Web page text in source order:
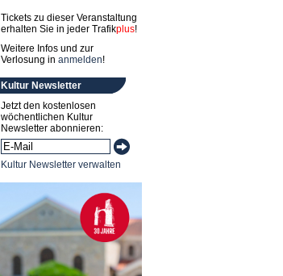
Tickets zu dieser Veranstaltung
erhalten Sie in jeder Trafikplus!
Weitere Infos und zur
Verlosung in anmelden!
Kultur Newsletter
Jetzt den kostenlosen
wöchentlichen Kultur
Newsletter abonnieren:
Kultur Newsletter verwalten